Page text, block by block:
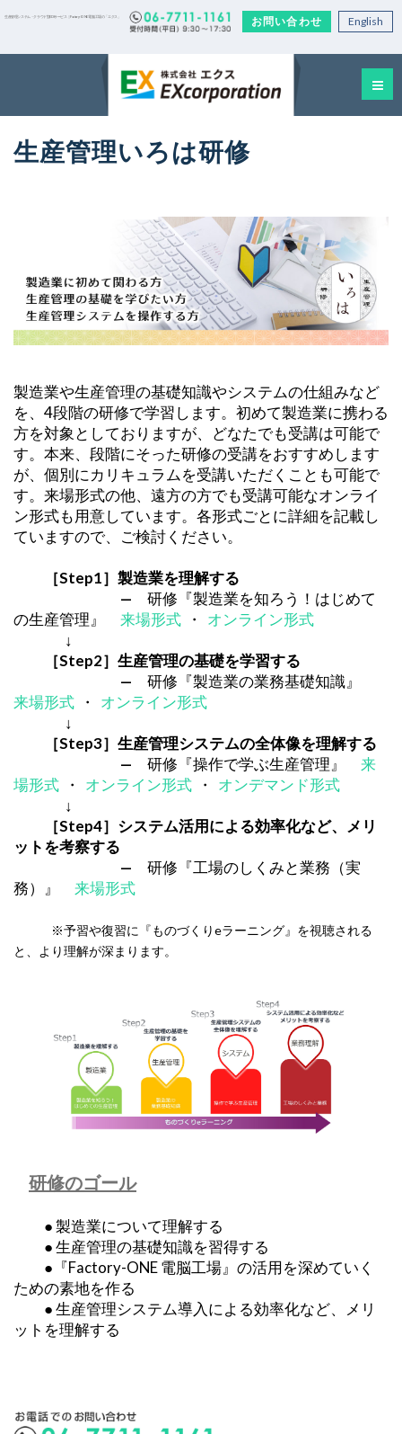
お問い合わせ English
生産管理システム・クラウド型EDIサービス｜Factory-ONE 電脳工場の「エクス」
生産管理いろは研修
製造業や生産管理の基礎知識やシステムの仕組みなど
を、4段階の研修で学習します。初めて製造業に携わる
方を対象としておりますが、どなたでも受講は可能で
す。本来、段階にそった研修の受講をおすすめします
が、個別にカリキュラムを受講いただくことも可能で
す。来場形式の他、遠方の方でも受講可能なオンライ
ン形式も用意しています。各形式ごとに詳細を記載し
ていますので、ご検討ください。
［Step1］製造業を理解する
— 研修『製造業を知ろう！はじめて
の生産管理』 来場形式 ・ オンライン形式
↓
［Step2］生産管理の基礎を学習する
— 研修『製造業の業務基礎知識』
来場形式 ・ オンライン形式
↓
［Step3］生産管理システムの全体像を理解する
— 研修『操作で学ぶ生産管理』 来
場形式 ・ オンライン形式 ・ オンデマンド形式
↓
［Step4］システム活用による効率化など、メリ
ットを考察する
— 研修『工場のしくみと業務（実
務）』 来場形式
※予習や復習に『ものづくりeラーニング』を視聴される
と、より理解が深まります。
研修のゴール
● 製造業について理解する
● 生産管理の基礎知識を習得する
●『Factory-ONE 電脳工場』の活用を深めていく
ための素地を作る
● 生産管理システム導入による効率化など、メリ
ットを理解する